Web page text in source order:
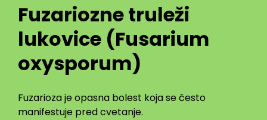
Fuzariozne truleži
lukovice (Fusarium
oxysporum)
Fuzarioza je opasna bolest koja se često
manifestuje pred cvetanje.